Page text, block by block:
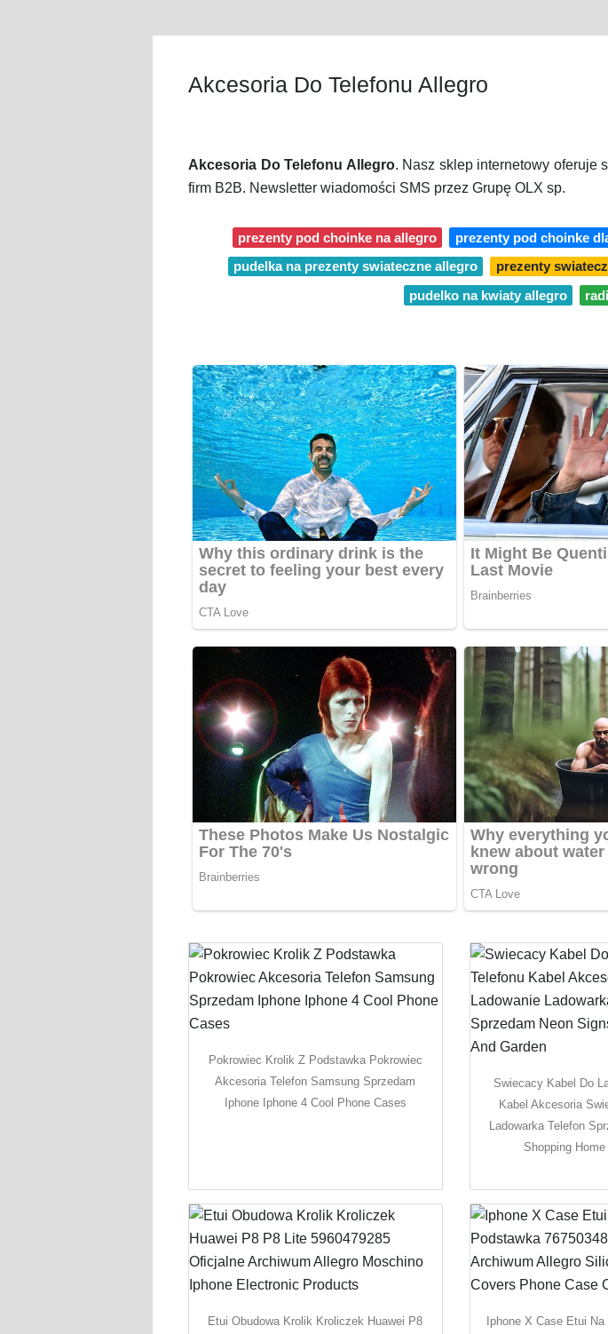
Akcesoria Do Telefonu Allegro
Akcesoria Do Telefonu Allegro. Nasz sklep internetowy oferuje
firm B2B. Newsletter wiadomości SMS przez Grupę OLX sp.
prezenty pod choinke na allegro prezenty pod choinke
pudelka na prezenty swiateczne allegro
prezenty
pudelko na kwiaty allegro
Pokrowiec Krolik Z Podstawka Pokrowiec
Akcesoria Telefon Samsung Sprzedam
Iphone Iphone 4 Cool Phone Cases
Swiecacy Kabel Do
Kabel Akcesoria
Ladowarka Telefon
Shopping
Etui Obudowa Krolik Kroliczek Huawei P8
Iphone X Case Etui